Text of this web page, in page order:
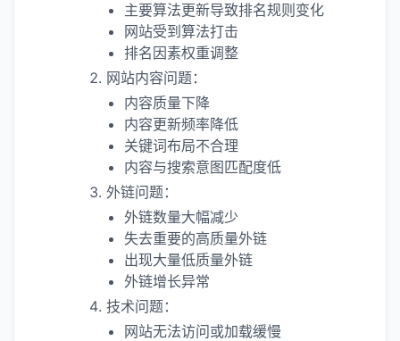
主要算法更新导致排名规则变化
网站受到算法打击
排名因素权重调整
网站内容问题：
内容质量下降
内容更新频率降低
关键词布局不合理
内容与搜索意图匹配度低
外链问题：
外链数量大幅减少
失去重要的高质量外链
出现大量低质量外链
外链增长异常
技术问题：
网站无法访问或加载缓慢